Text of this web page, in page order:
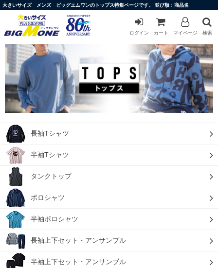
大きいサイズ メンズ ビッグエムワンのトップス特集ページです。 並び順：商品名
ログイン カート マイページ 検索
長袖Tシャツ
半袖Tシャツ
タンクトップ
ポロシャツ
半袖ポロシャツ
長袖上下セット・アンサンブル
半袖上下セット・アンサンブル